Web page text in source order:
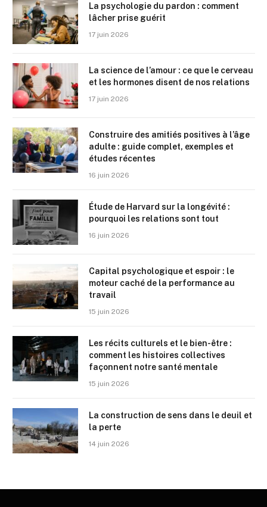
La psychologie du pardon : comment
lâcher prise guérit
17 juin 2026
La science de l’amour : ce que le cerveau
et les hormones disent de nos relations
17 juin 2026
Construire des amitiés positives à l’âge
adulte : guide complet, exemples et
études récentes
16 juin 2026
Étude de Harvard sur la longévité :
pourquoi les relations sont tout
16 juin 2026
Capital psychologique et espoir : le
moteur caché de la performance au
travail
15 juin 2026
Les récits culturels et le bien-être :
comment les histoires collectives
façonnent notre santé mentale
15 juin 2026
La construction de sens dans le deuil et
la perte
14 juin 2026